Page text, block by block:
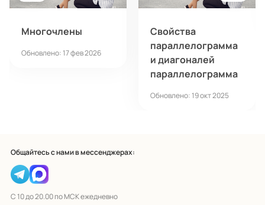
Многочлены
Обновлено: 17 фев 2026
Свойства
параллелограмма
и диагоналей
параллелограмма
Обновлено: 19 окт 2025
Общайтесь с нами в мессенджерах:
С 10 до 20.00 по МСК ежедневно